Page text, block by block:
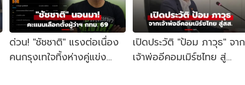
ด่วน! "ชัชชาติ" แรงต่อเนื่อง
คนกรุงเทใจทิ้งห่างคู่แข่ง
เปิดประวัติ "ป้อม ภาวุธ" จาก
เจ้าพ่ออีคอมเมิร์ซไทย สู่